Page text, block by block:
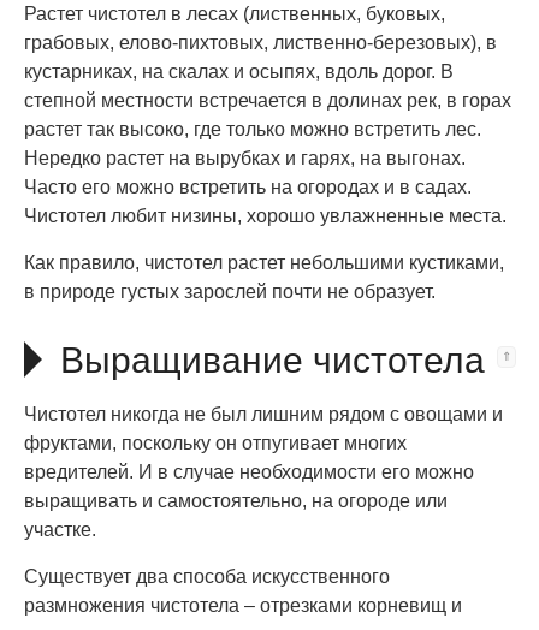
Растет чистотел в лесах (лиственных, буковых,
грабовых, елово-пихтовых, лиственно-березовых), в
кустарниках, на скалах и осыпях, вдоль дорог. В
степной местности встречается в долинах рек, в горах
растет так высоко, где только можно встретить лес.
Нередко растет на вырубках и гарях, на выгонах.
Часто его можно встретить на огородах и в садах.
Чистотел любит низины, хорошо увлажненные места.
Как правило, чистотел растет небольшими кустиками,
в природе густых зарослей почти не образует.
Выращивание чистотела
Чистотел никогда не был лишним рядом с овощами и
фруктами, поскольку он отпугивает многих
вредителей. И в случае необходимости его можно
выращивать и самостоятельно, на огороде или
участке.
Существует два способа искусственного
размножения чистотела – отрезками корневищ и